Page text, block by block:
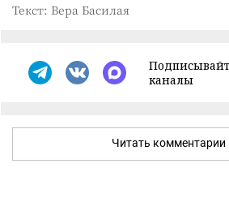
Текст: Вера Басилая
каналы
Читать комментарии